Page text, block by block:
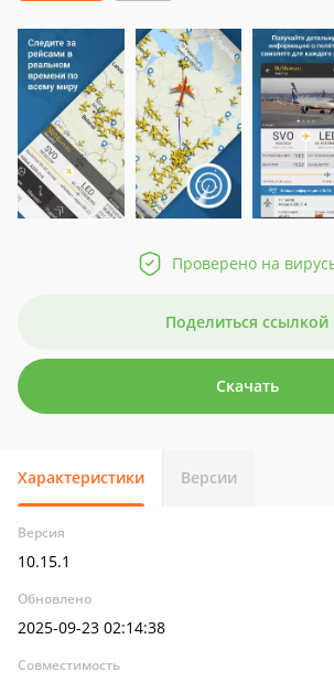
Проверено на
Поделиться ссылкой
Скачать
Характеристики Версии
Версия
10.15.1
Обновлено
2025-09-23 02:14:38
Совместимость